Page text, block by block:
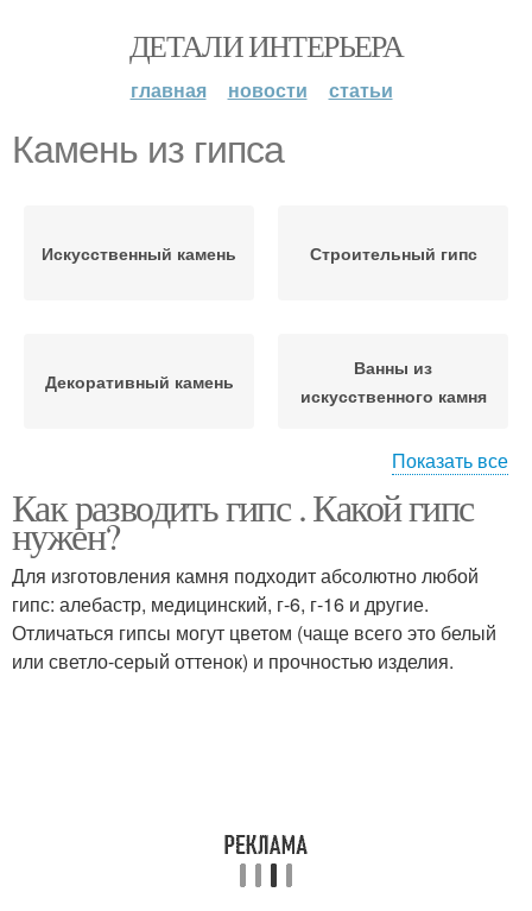
ДЕТАЛИ ИНТЕРЬЕРА
главная новости статьи
Камень из гипса
Искусственный камень Строительный гипс
Декоративный камень
Ванны из
искусственного камня
Декоративные камни
Показать все
Как разводить гипс . Какой гипс
нужен?
Для изготовления камня подходит абсолютно любой
гипс: алебастр, медицинский, г-6, г-16 и другие.
Отличаться гипсы могут цветом (чаще всего это белый
или светло-серый оттенок) и прочностью изделия.